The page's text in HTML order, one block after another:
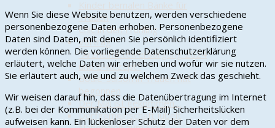
Trauen
Chic in den Frühling
Vortrag
"Arzneimittelversorgung 2024
und E-Rezept"
Boule-Saison in Trauen hat
begonnen
Der Mai ist gekommen…
Dorfgemeinschaft jubelt
Wenn Sie diese Website benutzen, werden verschiedene
personenbezogene Daten erhoben. Personenbezogene
Daten sind Daten, mit denen Sie persönlich identifiziert
werden können. Die vorliegende Datenschutzerklärung
erläutert, welche Daten wir erheben und wofür wir sie nutzen.
Sie erläutert auch, wie und zu welchem Zweck das geschieht.
Wir weisen darauf hin, dass die Datenübertragung im Internet
(z.B. bei der Kommunikation per E-Mail) Sicherheitslücken
aufweisen kann. Ein lückenloser Schutz der Daten vor dem